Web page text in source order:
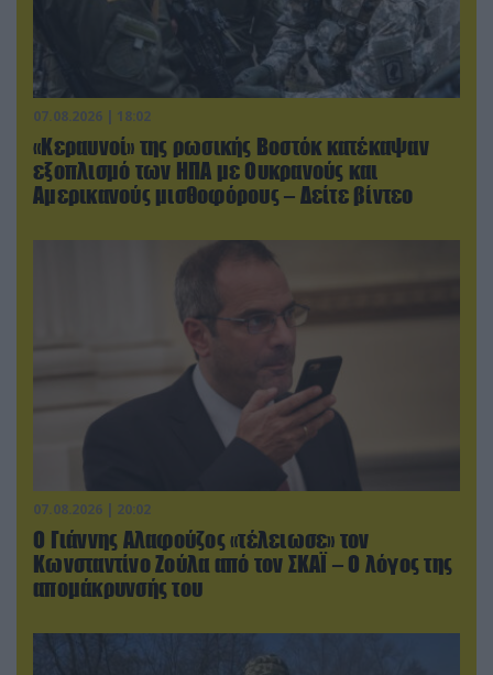
07.08.2026 | 18:02
«Κεραυνοί» της ρωσικής Βοστόκ κατέκαψαν
εξοπλισμό των ΗΠΑ με Ουκρανούς και
Αμερικανούς μισθοφόρους – Δείτε βίντεο
07.08.2026 | 20:02
Ο Γιάννης Αλαφούζος «τέλειωσε» τον
Κωνσταντίνο Ζούλα από τον ΣΚΑΪ – Ο λόγος της
απομάκρυνσής του